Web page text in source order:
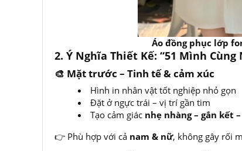
Áo đồng phục lớp
2. Ý Nghĩa Thiết Kế: “51 Mình
🎨 Mặt trước – Tinh tế & cảm xúc
Hình in nhân vật tốt nghiệp nhỏ gọn
Đặt ở ngực trái – vị trí gần tim
Tạo cảm giác nhẹ nhàng – gắn kết
👉 Phù hợp với cả nam & nữ, không gây rối